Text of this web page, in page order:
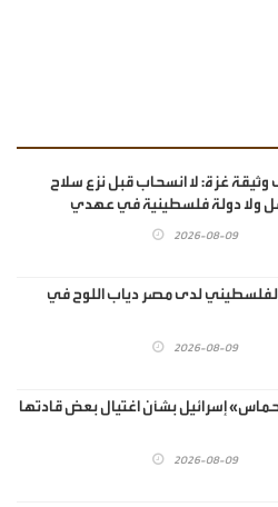
وثيقة غزة: لا انسحاب قبل نزع سلاح
ولا دولة فلسطينية في عهدي
2026-08-09
الفلسطيني لدى مصر دياب اللوح في
2026-08-09
إسرائيل بشأن اغتيال بعض قادتها
2026-08-09